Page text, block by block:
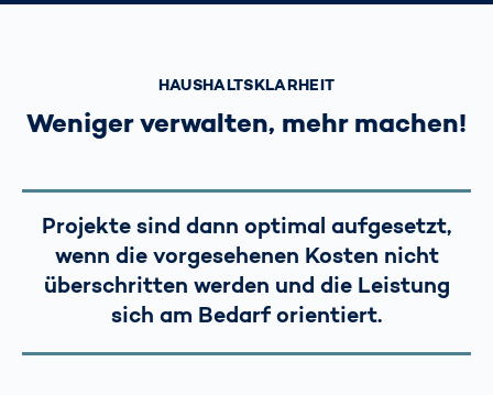
HAUSHALTSKLARHEIT
Weniger verwalten, mehr machen!
Projekte sind dann optimal aufgesetzt,
wenn die vorgesehenen Kosten nicht
überschritten werden und die Leistung
sich am Bedarf orientiert.